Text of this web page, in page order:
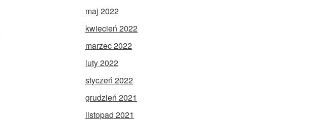
maj 2022
kwiecień 2022
marzec 2022
luty 2022
styczeń 2022
grudzień 2021
listopad 2021